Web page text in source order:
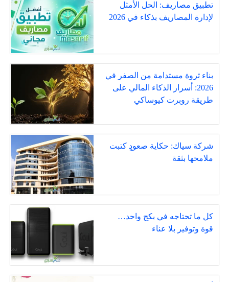
تطبيق مصاريف: الحل الأمثل
لإدارة المصاريف بذكاء في 2026
بناء ثروة مستدامة من الصفر في
2026: أسرار الذكاء المالي على
طريقة روبرت كيوساكي
شركة سياك: حكاية صعودٍ كتبت
ملامحها بثقة
كل ما تحتاجه في بكج واحد…
قوة وتوفير بلا عناء